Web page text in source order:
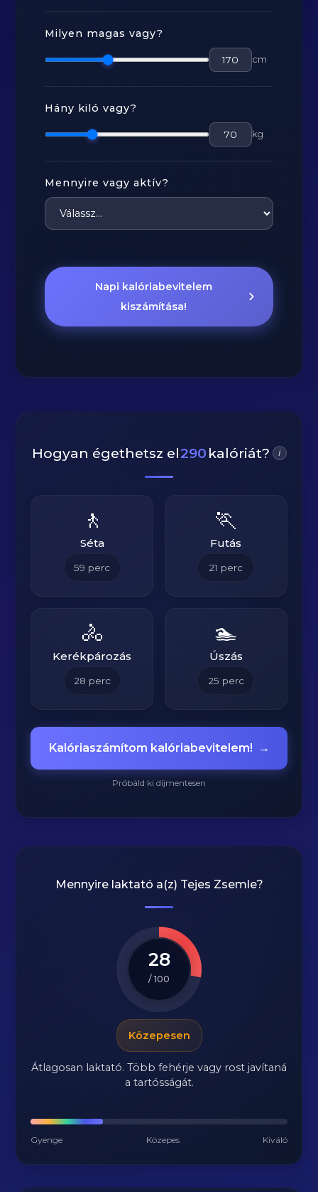
Milyen magas vagy?
cm
Hány kiló vagy?
kg
Mennyire vagy aktív?
Napi kalóriabevitelem
kiszámítása!
Hogyan égethetsz el290 kalóriát? i
🚶
Séta
59 perc
🏃
Futás
21 perc
🚴
Kerékpározás
28 perc
🏊
Úszás
25 perc
Kalóriaszámítom kalóriabevitelem! →
Próbáld ki díjmentesen
Mennyire laktató a(z) Tejes Zsemle?
28
/ 100
Közepesen
Átlagosan laktató. Több fehérje vagy rost javítaná
a tartósságát.
Gyenge Közepes Kiváló